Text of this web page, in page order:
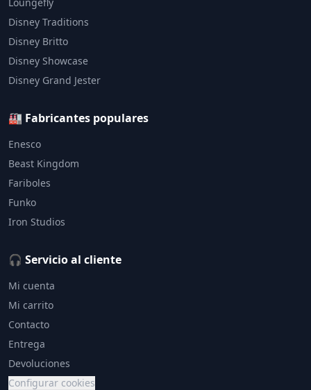
Disney Traditions
Disney Britto
Disney Showcase
Disney Grand Jester
🏭 Fabricantes populares
Enesco
Beast Kingdom
Fariboles
Funko
Iron Studios
🎧 Servicio al cliente
Mi cuenta
Mi carrito
Contacto
Entrega
Devoluciones
Configurar cookies